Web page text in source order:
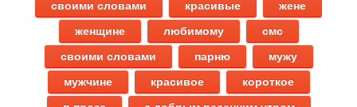
своими словами
красивые
жене
женщине
любимому
смс
своими словами
парню
мужу
мужчине
красивое
короткое